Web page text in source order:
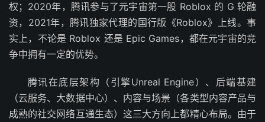
权；2020年，腾讯参与了元宇宙第一股 Roblox 的 G 轮融
资，2021年，腾讯独家代理的国行版《Roblox》上线。事
实上，不论是 Roblox 还是 Epic Games，都在元宇宙的竞
争中拥有一定的优势。
腾讯在底层架构（引擎Unreal Engine）、后端基建
（云服务、大数据中心）、内容与场景（各类型内容产品与
成熟的社交网络互通生态）这三大方向上都精心布局。由于